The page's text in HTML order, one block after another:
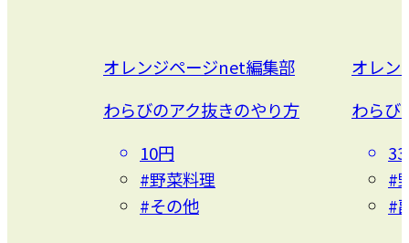
オレンジページnet編集部
わらびのアク抜きのやり方
10円
#野菜料理
#その他
オレン
わらび
#
#